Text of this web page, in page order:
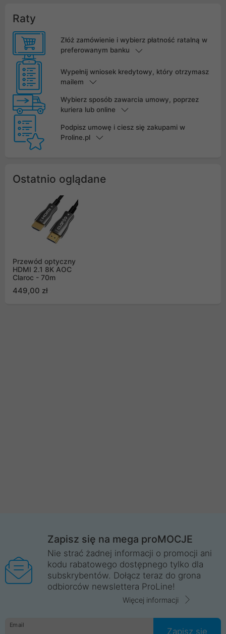
Raty
Złóż zamówienie i wybierz płatność ratalną w
preferowanym banku
Wypełnij wniosek kredytowy, który otrzymasz
mailem
Wybierz sposób zawarcia umowy, poprzez
kuriera lub online
Podpisz umowę i ciesz się zakupami w
Proline.pl
Ostatnio oglądane
Przewód optyczny
HDMI 2.1 8K AOC
Claroc - 70m
449,00 zł
Zapisz się na mega proMOCJE
Nie strać żadnej informacji o promocji ani
kodu rabatowego dostępnego tylko dla
subskrybentów. Dołącz teraz do grona
odbiorców newslettera ProLine!
Więcej informacji
Email
Zapisz się